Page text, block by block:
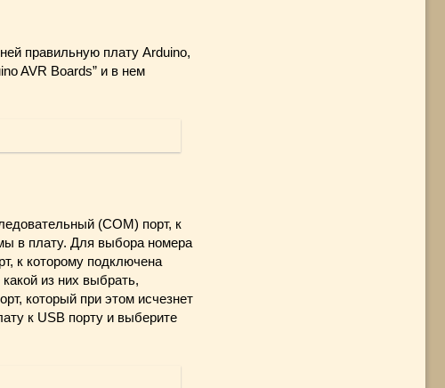
правильную плату Arduino,
AVR Boards” и в нем
(COM) порт, к
в плату. Для выбора номера
к которому подключена
из них выбрать,
который при этом исчезнет
к USB порту и выберите